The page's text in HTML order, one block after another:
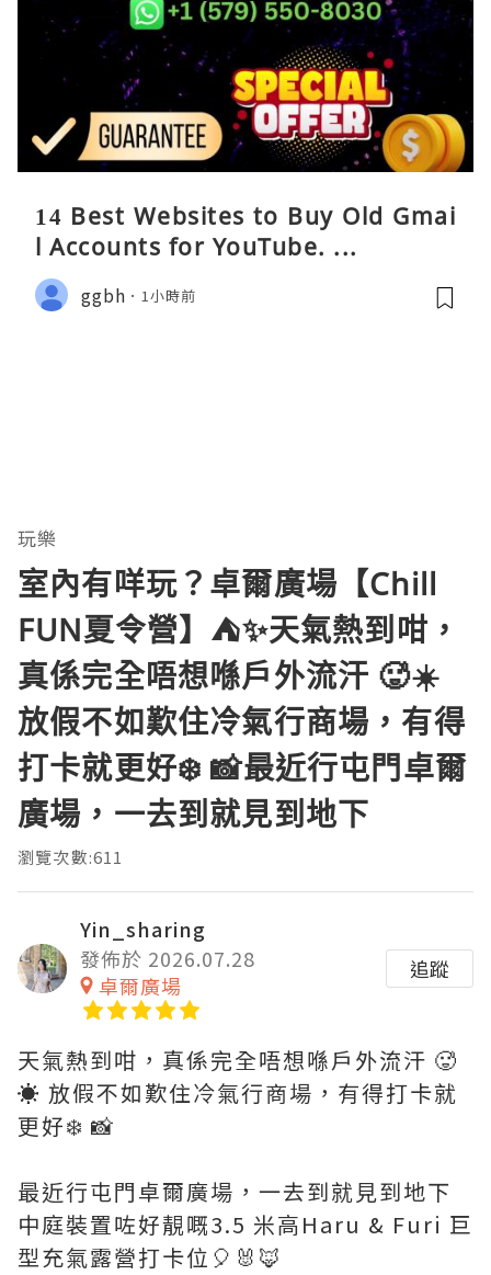
14 Best Websites to Buy Old Gmai
l Accounts for YouTube. ...
ggbh 1小時前
玩樂
室內有咩玩？卓爾廣場【Chill
FUN夏令營】⛺️✨天氣熱到咁，
真係完全唔想喺戶外流汗 🥵☀️
放假不如歎住冷氣行商場，有得
打卡就更好❄️ 📸最近行屯門卓爾
廣場，一去到就見到地下
瀏覽次數:611
Yin_sharing
發佈於 2026.07.28
卓爾廣場
追蹤
天氣熱到咁，真係完全唔想喺戶外流汗 🥵
☀️ 放假不如歎住冷氣行商場，有得打卡就
更好❄️ 📸
最近行屯門卓爾廣場，一去到就見到地下
中庭裝置咗好靚嘅3.5 米高Haru & Furi 巨
型充氣露營打卡位🎈🐰🦊